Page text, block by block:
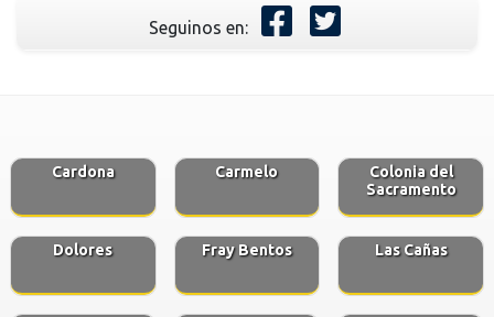
Seguinos en:
Cardona Carmelo
Colonia del
Sacramento
Dolores Fray Bentos Las Cañas